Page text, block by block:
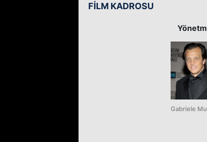
FİLM KADROSU
Gabriele